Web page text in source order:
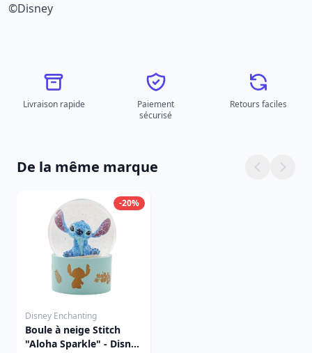
©Disney
Livraison rapide
Paiement
sécurisé
Retours faciles
De la même marque
-20%
Disney Enchanting
Boule à neige Stitch
"Aloha Sparkle" - Disney